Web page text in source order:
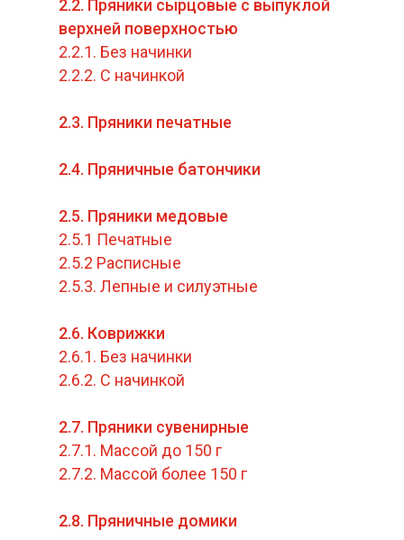
2.2. Пряники сырцовые с выпуклой
верхней поверхностью
2.2.1. Без начинки
2.2.2. С начинкой
2.3. Пряники печатные
2.4. Пряничные батончики
2.5. Пряники медовые
2.5.1 Печатные
2.5.2 Расписные
2.5.3. Лепные и силуэтные
2.6. Коврижки
2.6.1. Без начинки
2.6.2. С начинкой
2.7. Пряники сувенирные
2.7.1. Массой до 150 г
2.7.2. Массой более 150 г
2.8. Пряничные домики